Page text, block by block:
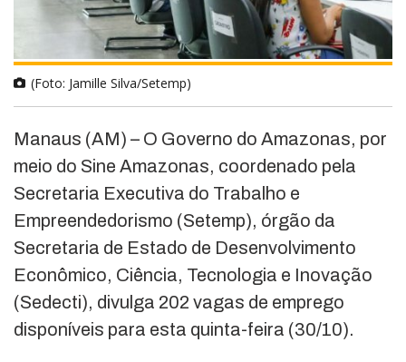
(Foto: Jamille Silva/Setemp)
Manaus (AM) – O Governo do Amazonas, por
meio do Sine Amazonas, coordenado pela
Secretaria Executiva do Trabalho e
Empreendedorismo (Setemp), órgão da
Secretaria de Estado de Desenvolvimento
Econômico, Ciência, Tecnologia e Inovação
(Sedecti), divulga 202 vagas de emprego
disponíveis para esta quinta-feira (30/10).